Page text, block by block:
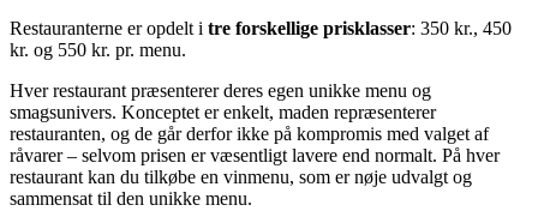
Restauranterne er opdelt i tre forskellige prisklasser: 350 kr., 450
kr. og 550 kr. pr. menu.
Hver restaurant præsenterer deres egen unikke menu og
smagsunivers. Konceptet er enkelt, maden repræsenterer
restauranten, og de går derfor ikke på kompromis med valget af
råvarer – selvom prisen er væsentligt lavere end normalt. På hver
restaurant kan du tilkøbe en vinmenu, som er nøje udvalgt og
sammensat til den unikke menu.